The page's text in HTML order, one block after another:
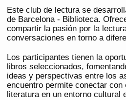
Este club de lectura se
de Barcelona - Biblioteca.
compartir la pasión por la
conversaciones en torno a
Los participantes tienen la
libros seleccionados,
ideas y perspectivas entre los
encuentro permite conectar con
literatura en un entorno cultural